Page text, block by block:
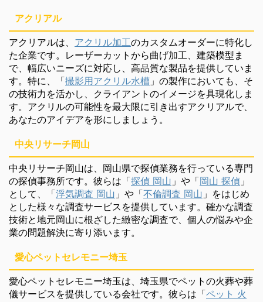
アクリアル
アクリアルは、 アクリル加工のカスタムオーダーに特化し
た企業です。レーザーカットから曲げ加工、建築模型ま
で、幅広いニーズに対応し、高品質な製品を提供していま
す。特に、「撮影用アクリル水槽 」の製作においても、そ
の技術力を活かし、クライアントのイメージを具現化しま
す。アクリルの可能性を最大限に引き出すアクリアルで、
あなたのアイデアを形にしましょう。
中央リサーチ岡山
中央リサーチ岡山は、岡山県で探偵業務を行っている専門
の探偵事務所です。彼らは「探偵 岡山 」や「岡山 探偵 」
として、「浮気調査 岡山 」や「不倫調査 岡山 」をはじめ
とした様々な調査サービスを提供しています。確かな調査
技術と地元岡山に根ざした緻密な調査で、個人の悩みや企
業の問題解決に寄り添います。
愛心ペットセレモニー埼玉
愛心ペットセレモニー埼玉は、埼玉県でペットの火葬や葬
儀サービスを提供している会社です。彼らは「ペット 火